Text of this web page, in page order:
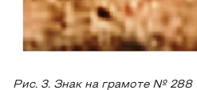
Рис. 3. Знак на грамоте № 288